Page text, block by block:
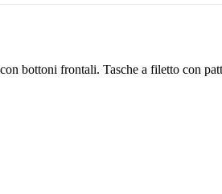
bottoni frontali. Tasche a filetto con